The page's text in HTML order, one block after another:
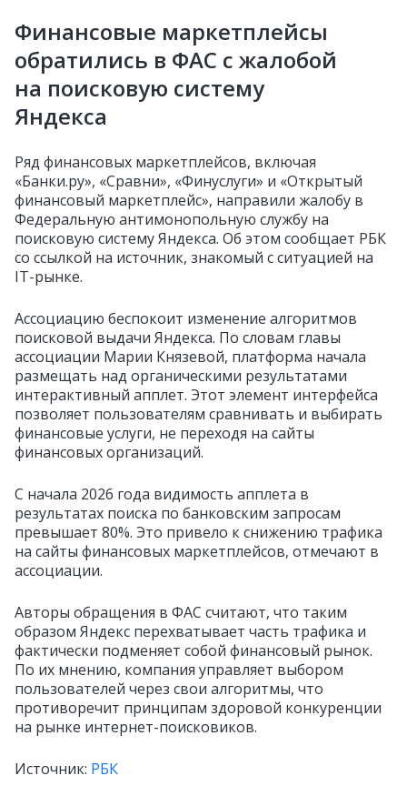
Финансовые маркетплейсы
обратились в ФАС с жалобой
на поисковую систему
Яндекса
Ряд финансовых маркетплейсов, включая
«Банки.ру», «Сравни», «Финуслуги» и «Открытый
финансовый маркетплейс», направили жалобу в
Федеральную антимонопольную службу на
поисковую систему Яндекса. Об этом сообщает РБК
со ссылкой на источник, знакомый с ситуацией на
IT-рынке.
Ассоциацию беспокоит изменение алгоритмов
поисковой выдачи Яндекса. По словам главы
ассоциации Марии Князевой, платформа начала
размещать над органическими результатами
интерактивный апплет. Этот элемент интерфейса
позволяет пользователям сравнивать и выбирать
финансовые услуги, не переходя на сайты
финансовых организаций.
С начала 2026 года видимость апплета в
результатах поиска по банковским запросам
превышает 80%. Это привело к снижению трафика
на сайты финансовых маркетплейсов, отмечают в
ассоциации.
Авторы обращения в ФАС считают, что таким
образом Яндекс перехватывает часть трафика и
фактически подменяет собой финансовый рынок.
По их мнению, компания управляет выбором
пользователей через свои алгоритмы, что
противоречит принципам здоровой конкуренции
на рынке интернет-поисковиков.
Источник: РБК